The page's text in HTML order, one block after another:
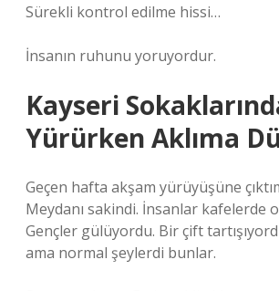
Sürekli kontrol edilme hissi…
İnsanın ruhunu yoruyordur.
Kayseri
Yürürken Aklıma
Geçen hafta akşam yürüyüşüne
Meydanı sakindi. İnsanlar kafelerde
Gençler gülüyordu. Bir çift
ama normal şeylerdi bunlar.